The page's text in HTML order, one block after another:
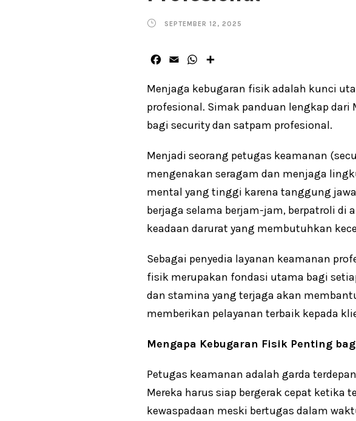
SEPTEMBER 12, 2025
c
b
o
k
a
l
W
a
s
A
p
a
e
Menjaga kebugaran fisik adalah kunci
profesional. Simak panduan lengkap
bagi security dan satpam profesional.
Menjadi seorang petugas keamanan
mengenakan seragam dan menjaga
mental yang tinggi karena tanggung
berjaga selama berjam-jam, berpatroli di
keadaan darurat yang membutuhkan
Sebagai penyedia layanan keamanan
fisik merupakan fondasi utama bagi
dan stamina yang terjaga akan
memberikan pelayanan terbaik kepada
Mengapa Kebugaran Fisik Penting
Petugas keamanan adalah garda
Mereka harus siap bergerak cepat
kewaspadaan meski bertugas dalam